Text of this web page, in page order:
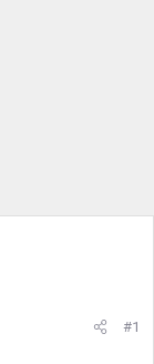
#1